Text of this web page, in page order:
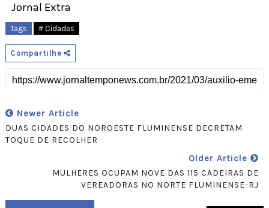
Jornal Extra
Tags # Cidades
Compartilhe
Newer Article
DUAS CIDADES DO NOROESTE FLUMINENSE DECRETAM
TOQUE DE RECOLHER
Older Article
MULHERES OCUPAM NOVE DAS 115 CADEIRAS DE
VEREADORAS NO NORTE FLUMINENSE-RJ